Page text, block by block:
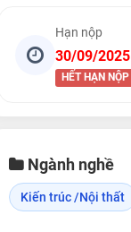
Hạn nộp
30/09/2025
HẾT HẠN NỘP
Ngành nghề
Kiến trúc /Nội thất